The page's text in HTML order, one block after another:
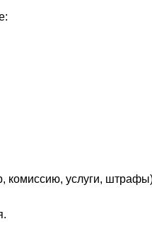
комиссию, услуги,
.